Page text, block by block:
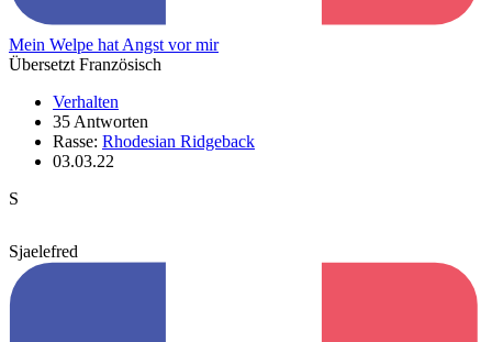
Mein Welpe hat Angst vor mir
Übersetzt Französisch
Verhalten
35 Antworten
Rasse: Rhodesian Ridgeback
03.03.22
S
Sjaelefred